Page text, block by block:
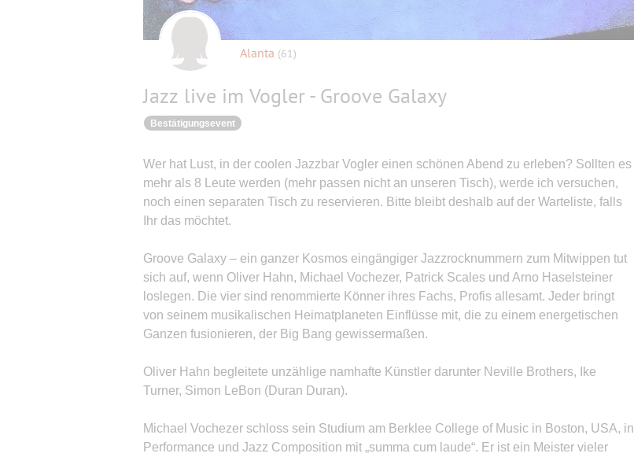
Alanta (61)
Jazz live im Vogler - Groove Galaxy
Bestätigungsevent
Wer hat Lust, in der coolen Jazzbar Vogler einen schönen Abend zu erleben? Sollten es
mehr als 8 Leute werden (mehr passen nicht an unseren Tisch), werde ich versuchen,
noch einen separaten Tisch zu reservieren. Bitte bleibt deshalb auf der Warteliste, falls
Ihr das möchtet.
Groove Galaxy – ein ganzer Kosmos eingängiger Jazzrocknummern zum Mitwippen tut
sich auf, wenn Oliver Hahn, Michael Vochezer, Patrick Scales und Arno Haselsteiner
loslegen. Die vier sind renommierte Könner ihres Fachs, Profis allesamt. Jeder bringt
von seinem musikalischen Heimatplaneten Einflüsse mit, die zu einem energetischen
Ganzen fusionieren, der Big Bang gewissermaßen.
Oliver Hahn begleitete unzählige namhafte Künstler darunter Neville Brothers, Ike
Turner, Simon LeBon (Duran Duran).
Michael Vochezer schloss sein Studium am Berklee College of Music in Boston, USA, in
Performance und Jazz Composition mit „summa cum laude“. Er ist ein Meister vieler